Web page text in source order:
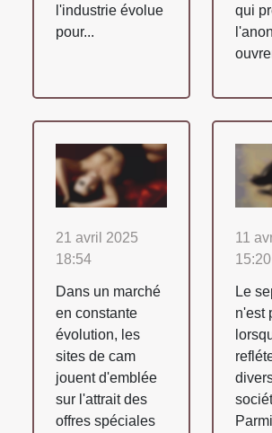
l'industrie évolue
pour...
qui
21 avril 2025
18:54
Dans un marché
en constante
évolution, les
sites de cam
jouent d'emblée
sur l'attrait des
offres spéciales
11
15:20
Le
n'est